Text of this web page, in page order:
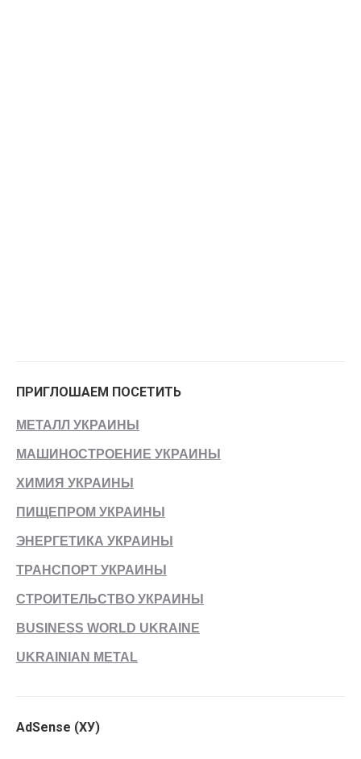
ПРИГЛОШАЕМ ПОСЕТИТЬ
МЕТАЛЛ УКРАИНЫ
МАШИНОСТРОЕНИЕ УКРАИНЫ
ХИМИЯ УКРАИНЫ
ПИЩЕПРОМ УКРАИНЫ
ЭНЕРГЕТИКА УКРАИНЫ
ТРАНСПОРТ УКРАИНЫ
СТРОИТЕЛЬСТВО УКРАИНЫ
BUSINESS WORLD UKRAINE
UKRAINIAN METAL
AdSense (ХУ)